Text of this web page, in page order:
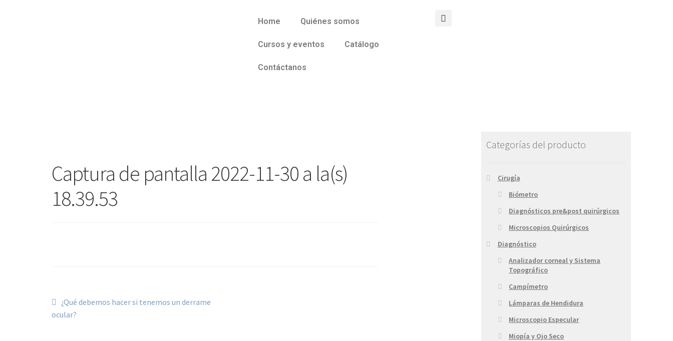
Home Quiénes somos
Cursos y eventos Catálogo
Contáctanos
Captura de pantalla 2022-11-30 a la(s)
18.39.53
¿Qué debemos hacer si tenemos un derrame
ocular?
Categorías del producto
Cirugía
Biómetro
Diagnósticos pre&post quirúrgicos
Microscopios Quirúrgicos
Diagnóstico
Analizador corneal y Sistema
Topográfico
Campímetro
Lámparas de Hendidura
Microscopio Especular
Miopía y Ojo Seco